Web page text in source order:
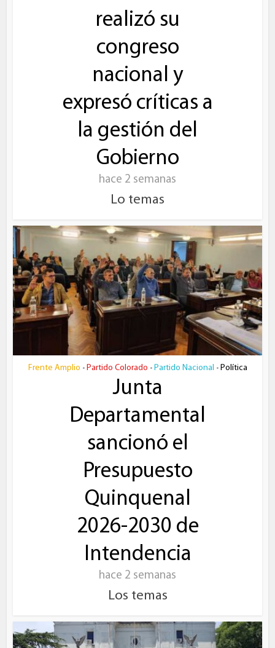
realizó su
congreso
nacional y
expresó críticas a
la gestión del
Gobierno
hace 2 semanas
Lo temas
Frente Amplio • Partido Colorado • Partido Nacional • Política
Junta
Departamental
sancionó el
Presupuesto
Quinquenal
2026-2030 de
Intendencia
hace 2 semanas
Los temas